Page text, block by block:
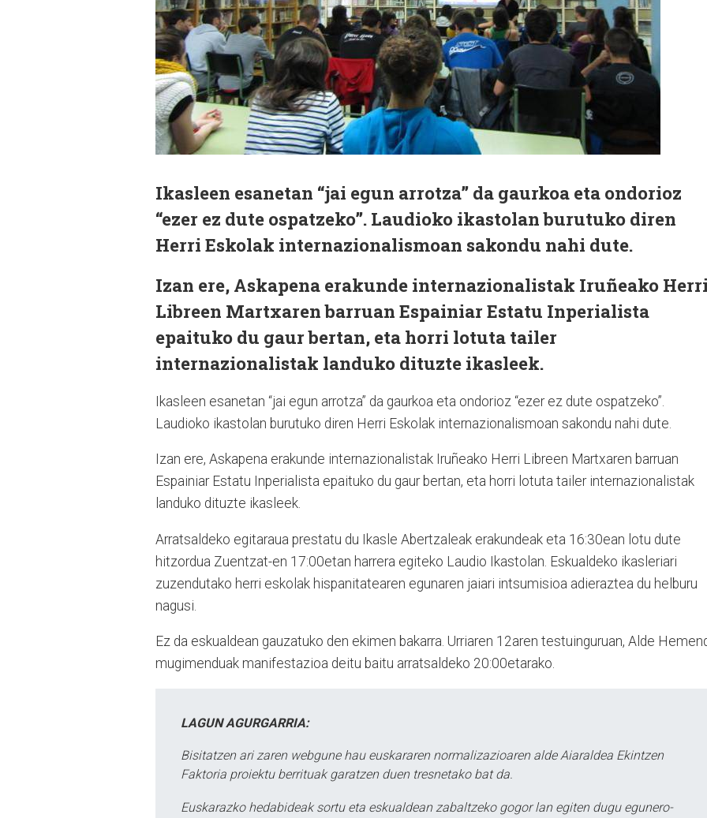
Ikasleen esanetan “jai egun arrotza” da gaurkoa eta ondorioz
“ezer ez dute ospatzeko”. Laudioko ikastolan burutuko diren
Herri Eskolak internazionalismoan sakondu nahi dute.
Izan ere, Askapena erakunde internazionalistak Iruñeako
Libreen Martxaren barruan Espainiar Estatu Inperialista
epaituko du gaur bertan, eta horri lotuta tailer
internazionalistak landuko dituzte ikasleek.
Ikasleen esanetan “jai egun arrotza” da gaurkoa eta ondorioz “ezer ez dute ospatzeko”.
Laudioko ikastolan burutuko diren Herri Eskolak internazionalismoan sakondu nahi dute.
Izan ere, Askapena erakunde internazionalistak Iruñeako Herri Libreen Martxaren barruan
Espainiar Estatu Inperialista epaituko du gaur bertan, eta horri lotuta tailer internazionalistak
landuko dituzte ikasleek.
Arratsaldeko egitaraua prestatu du Ikasle Abertzaleak erakundeak eta 16:30ean lotu dute
hitzordua Zuentzat-en 17:00etan harrera egiteko Laudio Ikastolan. Eskualdeko ikasleriari
zuzendutako herri eskolak hispanitatearen egunaren jaiari intsumisioa adieraztea du helburu
nagusi.
Ez da eskualdean gauzatuko den ekimen bakarra. Urriaren 12aren testuinguruan, Alde
mugimenduak manifestazioa deitu baitu arratsaldeko 20:00etarako.
LAGUN AGURGARRIA:
Bisitatzen ari zaren webgune hau euskararen normalizazioaren alde Aiaraldea Ekintzen
Faktoria proiektu berrituak garatzen duen tresnetako bat da.
Euskarazko hedabideak sortu eta eskualdean zabaltzeko gogor lan egiten dugu egunero-